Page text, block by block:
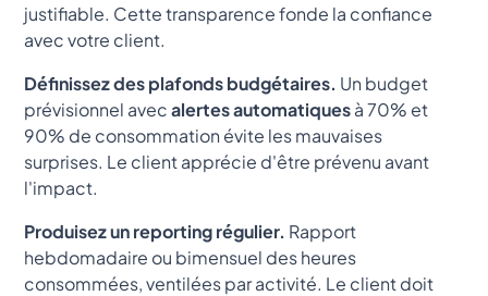
justifiable. Cette transparence fonde la confiance
avec votre client.
Définissez des plafonds budgétaires. Un budget
prévisionnel avecalertes automatiquesà 70% et
90% de consommation évite les mauvaises
surprises. Le client apprécie d'être prévenu avant
l'impact.
Produisez un reporting régulier. Rapport
hebdomadaire ou bimensuel des heures
consommées, ventilées par activité. Le client doit